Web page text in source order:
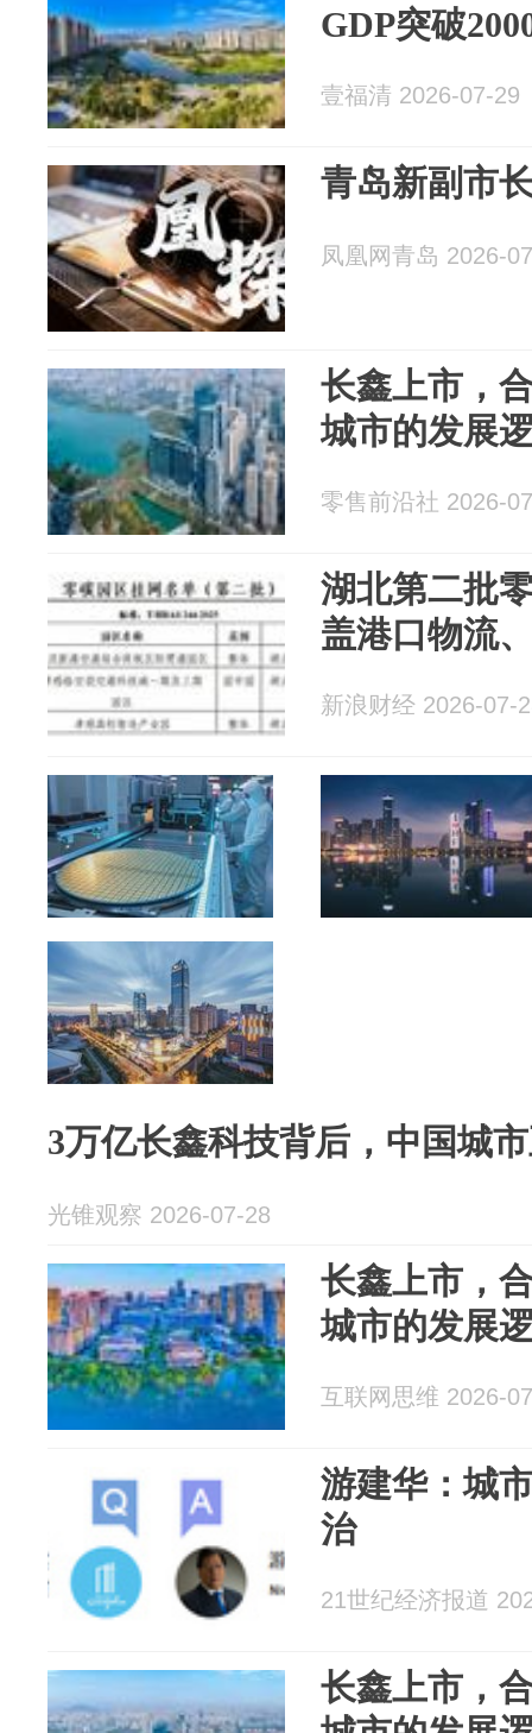
GDP突破
壹福清 2026-07-29
青岛新副市
凤凰网青岛 2026-
长鑫上市，
城市的发展
零售前沿社 2026-
湖北第二批
盖港口物流
新浪财经 2026-07-
3万亿长鑫科技背后，中国城
光锥观察 2026-07-28
长鑫上市，
城市的发展
互联网思维 2026-
游建华：城
治
21世纪经济报道
长鑫上市，